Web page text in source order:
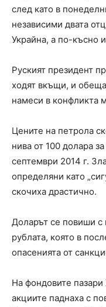
след като в
независими двата
Украйна, а по-късно
Руският президент
ходят вкъщи, и
намеси в конфликта
Цените на петрола
нива от 100 долара
септември 2014 г.
определяни като
скочиха драстично.
Доларът се повиши с
рублата, която в
опасенията от
На фондовите
акциите паднаха с